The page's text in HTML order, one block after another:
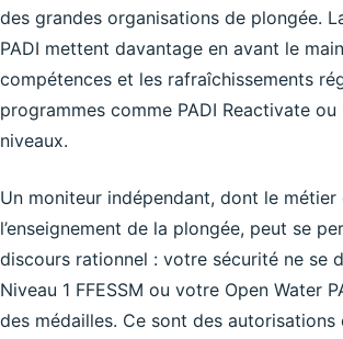
des grandes organisations de plongée.
PADI mettent davantage en avant le
compétences et les rafraîchissements
programmes comme PADI Reactivate
niveaux.
Un moniteur indépendant, dont le métier
l’enseignement de la plongée, peut se
discours rationnel : votre sécurité ne se
Niveau 1 FFESSM ou votre Open Water
des médailles. Ce sont des autorisations